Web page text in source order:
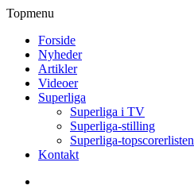
Topmenu
Forside
Nyheder
Artikler
Videoer
Superliga
Superliga i TV
Superliga-stilling
Superliga-topscorerlisten
Kontakt